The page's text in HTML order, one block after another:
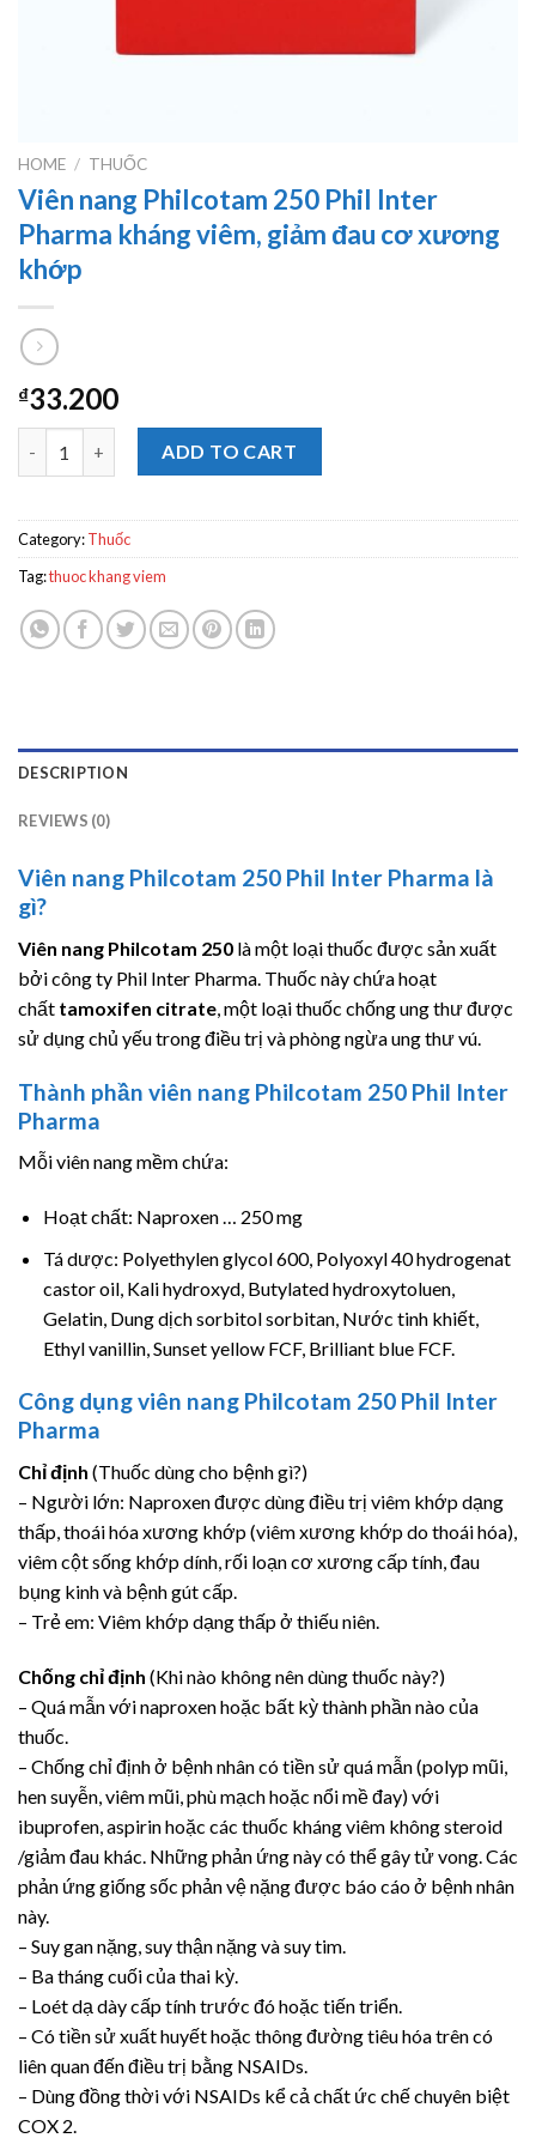
HOME / THUỐC
Viên nang Philcotam 250 Phil Inter
Pharma kháng viêm, giảm đau cơ xương
khớp
₫33.200
Viên nang Philcotam 250 Phil Inter Pharma kháng viêm, giảm
ADD TO CART
Category:Thuốc
Tag:thuoc khang viem
DESCRIPTION
REVIEWS (0)
Viên nang Philcotam 250 Phil Inter Pharma là
gì?
Viên nang Philcotam 250 là một loại thuốc được sản xuất
bởi công ty Phil Inter Pharma. Thuốc này chứa hoạt
chất tamoxifen citrate, một loại thuốc chống ung thư được
sử dụng chủ yếu trong điều trị và phòng ngừa ung thư vú.
Thành phần viên nang Philcotam 250 Phil Inter
Pharma
Mỗi viên nang mềm chứa:
Hoạt chất: Naproxen … 250 mg
Tá dược: Polyethylen glycol 600, Polyoxyl 40 hydrogenat
castor oil, Kali hydroxyd, Butylated hydroxytoluen,
Gelatin, Dung dịch sorbitol sorbitan, Nước tinh khiết,
Ethyl vanillin, Sunset yellow FCF, Brilliant blue FCF.
Công dụng viên nang Philcotam 250 Phil Inter
Pharma
Chỉ định (Thuốc dùng cho bệnh gì?)
– Người lớn: Naproxen được dùng điều trị viêm khớp dạng
thấp, thoái hóa xương khớp (viêm xương khớp do thoái hóa),
viêm cột sống khớp dính, rối loạn cơ xương cấp tính, đau
bụng kinh và bệnh gút cấp.
– Trẻ em: Viêm khớp dạng thấp ở thiếu niên.
Chống chỉ định (Khi nào không nên dùng thuốc này?)
– Quá mẫn với naproxen hoặc bất kỳ thành phần nào của
thuốc.
– Chống chỉ định ở bệnh nhân có tiền sử quá mẫn (polyp mũi,
hen suyễn, viêm mũi, phù mạch hoặc nổi mề đay) với
ibuprofen, aspirin hoặc các thuốc kháng viêm không steroid
/giảm đau khác. Những phản ứng này có thể gây tử vong. Các
phản ứng giống sốc phản vệ nặng được báo cáo ở bệnh nhân
này.
– Suy gan nặng, suy thận nặng và suy tim.
– Ba tháng cuối của thai kỳ.
– Loét dạ dày cấp tính trước đó hoặc tiến triển.
– Có tiền sử xuất huyết hoặc thông đường tiêu hóa trên có
liên quan đến điều trị bằng NSAIDs.
– Dùng đồng thời với NSAIDs kể cả chất ức chế chuyên biệt
COX 2.